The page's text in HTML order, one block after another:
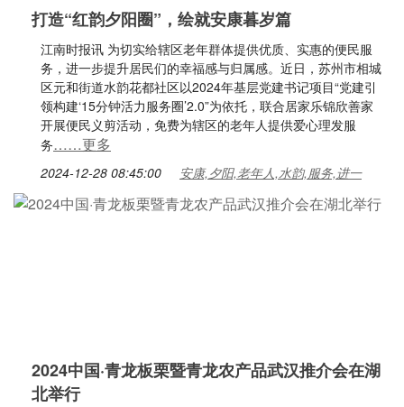
打造“红韵夕阳圈”，绘就安康暮岁篇
江南时报讯 为切实给辖区老年群体提供优质、实惠的便民服
务，进一步提升居民们的幸福感与归属感。近日，苏州市相城
区元和街道水韵花都社区以2024年基层党建书记项目“党建引
领构建‘15分钟活力服务圈’2.0”为依托，联合居家乐锦欣善家
开展便民义剪活动，免费为辖区的老年人提供爱心理发服
务……更多
2024-12-28 08:45:00 安康,夕阳,老年人,水韵,服务,进一
2024中国·青龙板栗暨青龙农产品武汉推介会在湖
北举行